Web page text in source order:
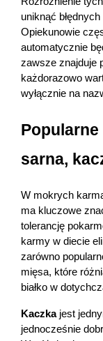
uniknąć
Opiekunowie
automatycznie
zawsze znajduje
każdorazowo
wyłącznie na
Popularne
sarna,
W mokrych
ma kluczowe
tolerancję
karmy w diecie
zarówno
mięsa, które
białko w
Kaczka jest
jednocześnie